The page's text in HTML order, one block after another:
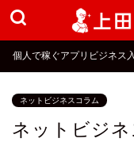
個人で稼ぐアプリビジネス
ネットビジネスコラム
ネットビジ